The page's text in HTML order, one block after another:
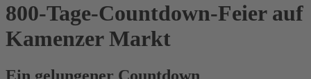
800-Tage-Countdown-Feier auf
Kamenzer Markt